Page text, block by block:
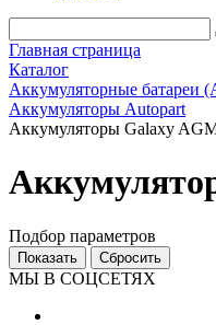
Главная страница
Каталог
Аккумуляторные батареи
Аккумуляторы Autopart
Аккумуляторы Galaxy
Подбор параметров
МЫ В СОЦСЕТЯХ